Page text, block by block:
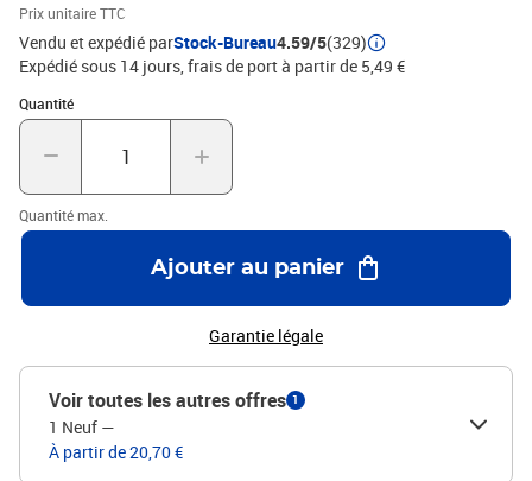
aux résultats brillants a reçu le prix iF- et red dot Design-Award
2013. La forme plus plate aux coins arrondis est idéale pour le
glisser dans des poches et des boucles. Le capuchon avec clip est
réversible. La grande réserve d'encre permet le marquage de plus
de 15.000 mots par Job.
Prix unitaire TTC
Vendu et expédié parStock-Bureau4.59/5(329)
Expédié sous 14 jours, frais de port à partir de 5,49 €
Quantité
Quantité : 1
Quantité max.
Ajouter au panier
Garantie légale
Voir toutes les autres offres 1
1 Neuf —
À partir de 20,70 €